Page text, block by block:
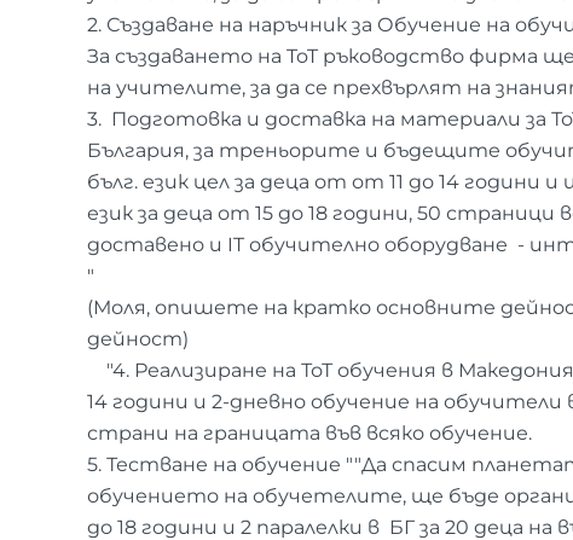
2. Създаване на наръчник за Обучение на
За създаването на ToT ръководство фирма
на учителите, за да се прехвърлят на
3. Подготовка и доставка на материали за
България, за треньорите и бъдещите
бълг. език цел за деца от от 11 до 14 години
език за деца от 15 до 18 години, 50
доставено и IT обучително оборудване -
"
(Моля, опишете на кратко основните
дейност)
"4. Реализиране на ТоТ обучения в
14 години и 2-дневно обучение на
страни на границата във всяко обучение.
5. Тестване на обучение ""Да спасим
обучението на обучетелите, ще бъде
до 18 години и 2 паралелки в БГ за 20 деца